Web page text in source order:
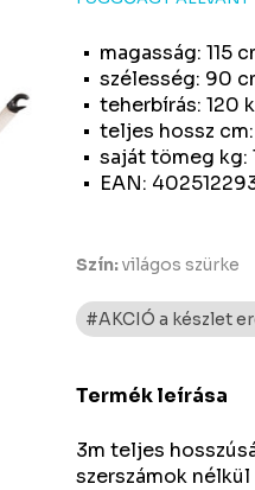
magasság: 115
szélesség: 90
teherbírás: 120
teljes hossz cm:
saját tömeg kg:
EAN:
Szín:világos szürke
#AKCIÓ a készlet
Termék leírása
3m teljes
szerszámok